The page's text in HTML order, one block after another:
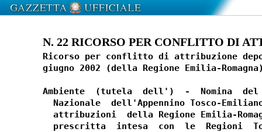
N. 22 RICORSO PER CONFLITTO DI
Ricorso per conflitto di attribuzione
giugno 2002 (della Regione Emilia-
Ambiente  (tutela  dell')  -  Nomina  del
Nazionale  dell'Appennino Tosco-
attribuzioni  della Regione Emilia-
prescritta  intesa  con  le  Regioni